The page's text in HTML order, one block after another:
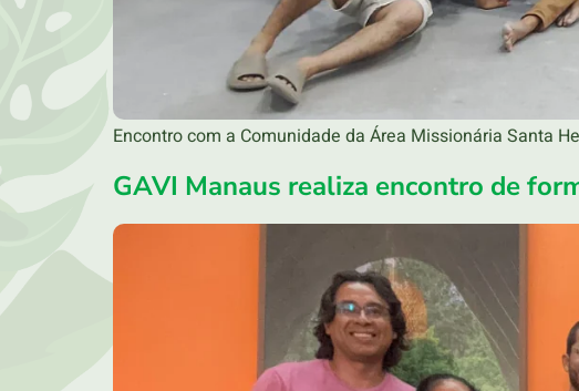
Encontro com a Comunidade da Área Missionária Santa
GAVI Manaus realiza encontro de